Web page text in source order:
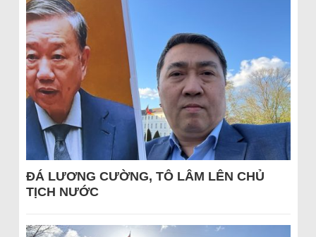
ĐÁ LƯƠNG CƯỜNG, TÔ LÂM LÊN CHỦ
TỊCH NƯỚC